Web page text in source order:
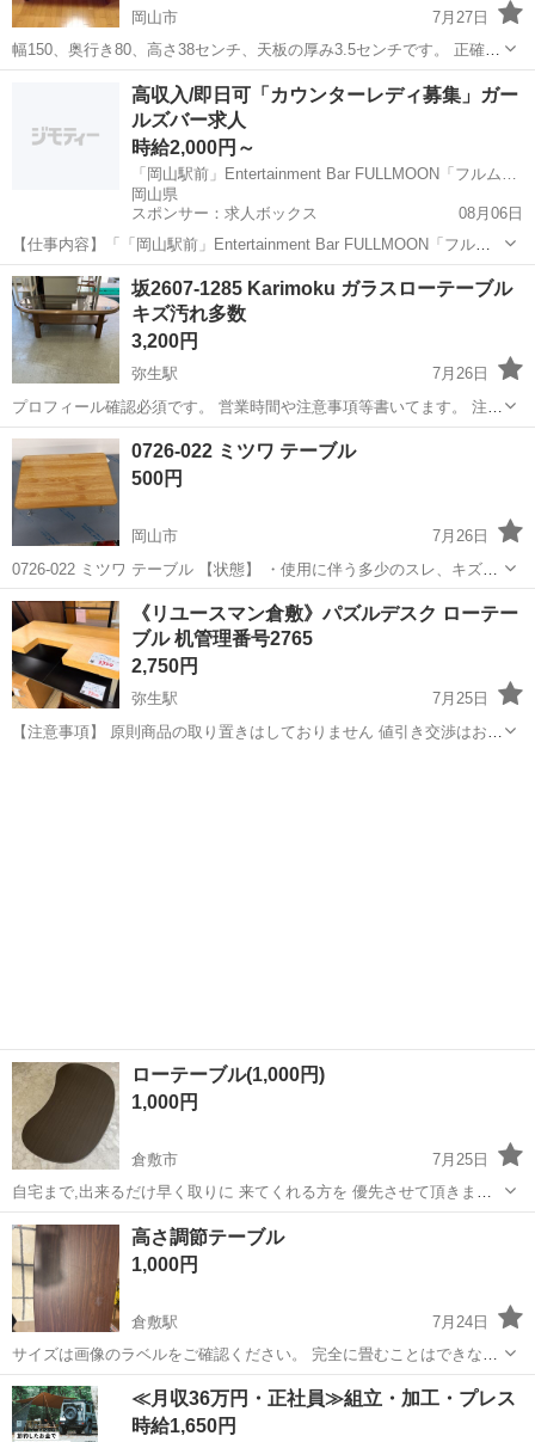
岡山市
7月27日
幅150、奥行き80、高さ38センチ、天板の厚み3.5センチです。 正確な
寸法ではないので、多少誤差はあるかもしれません。 重量もあって、
しっかりした机です。 使用して汚れがあったので、表面削って、塗装
し直しています。...
岡山市 テーブル 天然
高収入/即日可「カウンターレディ募集」ガー
ルズバー求人
時給2,000円～
岡山県
スポンサー：求人ボックス
08月06日
【仕事内容】「「岡山駅前」Entertainment Bar FULLMOON「フルム
ーン」」のお仕事はとってもカンタン お客様と楽しくお喋り 注文され
たお酒を作る あなたにお任せするのはこの2つ 初めての女の子でも心
配ありません...
アルバイト・パート
坂2607-1285 Karimoku ガラスローテーブル
キズ汚れ多数
3,200円
弥生駅
7月26日
プロフィール確認必須です。 営業時間や注意事項等書いてます。 注意
⚠️ 当店はリサイクルショップの為、原則として 返品・交換や修理等の
対応は致しかねます。 家電等に関しましては、ご購入から３日以内に
商品の不備や故障があっ...
岡山 倉敷市 Karimoku
0726-022 ミツワ テーブル
500円
岡山市
7月26日
0726-022 ミツワ テーブル 【状態】 ・使用に伴う多少のスレ、キズ、
落としきれない汚れなどございます ・詳細は現地でご確認ください ・
お値引きは出来かねますのでご了承願います ※中古品のため、状態...
岡山 岡山市 テーブル 現地
《リユースマン倉敷》パズルデスク ローテー
ブル 机管理番号2765
2,750円
弥生駅
7月25日
【注意事項】 原則商品の取り置きはしておりません 値引き交渉はお受
ローテーブル(1,000円)
1,000円
倉敷市
7月25日
自宅まで,出来るだけ早く取りに 来てくれる方を 優先させて頂きま
す。 サイズは 幅850ﾐﾘ奥行約550ﾐﾘ高さ330ﾐﾘです ノークレームノー
リターンで お願いします 宜しくお願い致します
岡山 倉敷市 テーブル ロー
高さ調節テーブル
1,000円
倉敷駅
7月24日
サイズは画像のラベルをご確認ください。 完全に畳むことはできない
ので、なるべく車でお持ち帰り頂いた方が良いと思います。
岡山 岡山市 倉敷駅 テーブル
≪月収36万円・正社員≫組立・加工・プレス
時給1,650円